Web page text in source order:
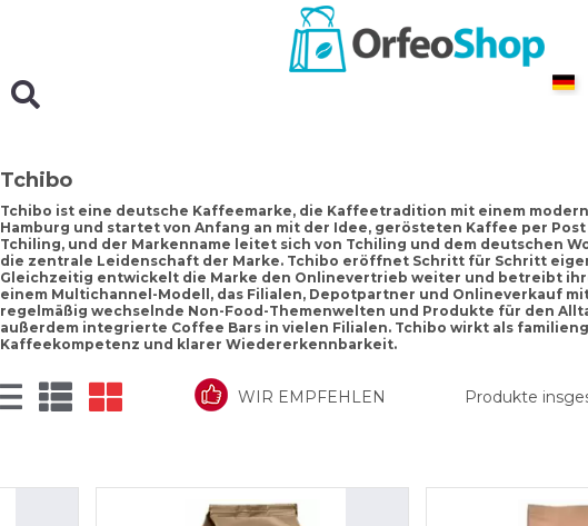
Tchibo
Tchibo ist eine deutsche Kaffeemarke, die Kaffeetradition mit einem
Hamburg und startet von Anfang an mit der Idee, gerösteten Kaffee per
Tchiling, und der Markenname leitet sich von Tchiling und dem deutschen
die zentrale Leidenschaft der Marke. Tchibo eröffnet Schritt für Schritt
Gleichzeitig entwickelt die Marke den Onlinevertrieb weiter und betreibt
einem Multichannel-Modell, das Filialen, Depotpartner und Onlineverkauf
regelmäßig wechselnde Non-Food-Themenwelten und Produkte für den
außerdem integrierte Coffee Bars in vielen Filialen. Tchibo wirkt als
Kaffeekompetenz und klarer Wiedererkennbarkeit.
WIR EMPFEHLEN Produkte